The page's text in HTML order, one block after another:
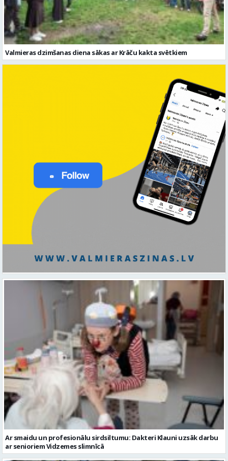
Valmieras dzimšanas diena sākas ar Krāču kakta svētkiem
Ar smaidu un profesionālu sirdsiltumu: Dakteri Klauni uzsāk darbu
ar senioriem Vidzemes slimnīcā